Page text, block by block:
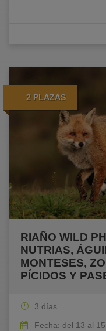
2 PLAZAS
RIAÑO WILD
NUTRIAS,
MONTESES,
PÍCIDOS Y
3 días
Fecha: del 13 al